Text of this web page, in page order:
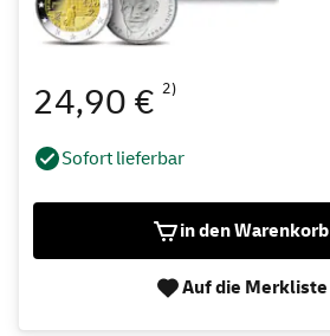
24,90 € 2)
Sofort lieferbar
in den Warenkorb
Auf die Merkliste